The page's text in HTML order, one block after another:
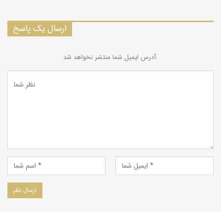
ارسال یک پاسخ
آدرس ایمیل شما منتشر نخواهد شد.